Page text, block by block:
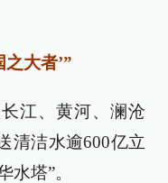
大者’”
江、黄河、澜沧
清洁水逾600亿立
水塔”。